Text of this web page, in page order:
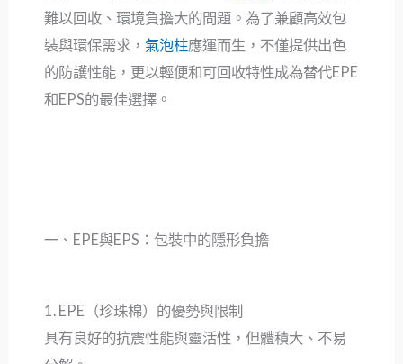
難以回收、環境負擔大的問題。為了兼顧高效包
裝與環保需求， 氣泡柱應運而生，不僅提供出色
的防護性能，更以輕便和可回收特性成為替代EPE
和EPS的最佳選擇。
一、EPE與EPS：包裝中的隱形負擔
1. EPE（珍珠棉）的優勢與限制
具有良好的抗震性能與靈活性，但體積大、不易